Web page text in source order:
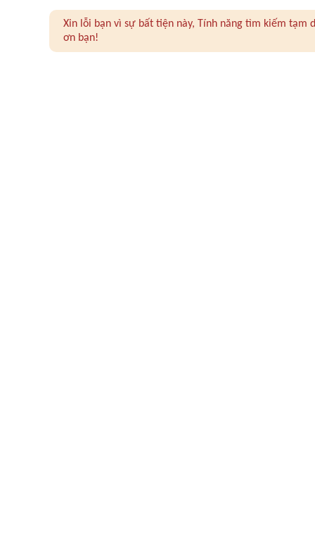
Xin lỗi bạn vì sự bất tiện này, Tính năng tìm kiếm
ơn bạn!